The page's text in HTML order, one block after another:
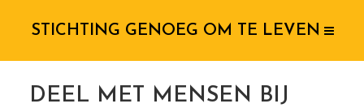
STICHTING GENOEG OM TE LEVEN
DEEL MET MENSEN BIJ